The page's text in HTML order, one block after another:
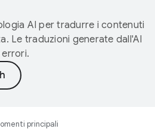
AI per tradurre i contenuti
Le traduzioni generate dall'AI
principali